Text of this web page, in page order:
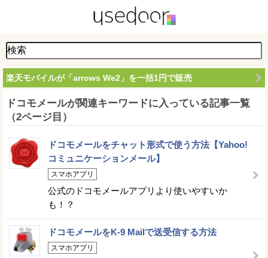
楽天モバイルが「arrows We2」を一括1円で販売
ドコモメールが関連キーワードに入っている記事一覧
（2ページ目）
ドコモメールをチャット形式で使う方法【Yahoo!
コミュニケーションメール】
スマホアプリ
公式のドコモメールアプリより使いやすいか
も！？
ドコモメールをK-9 Mailで送受信する方法
スマホアプリ